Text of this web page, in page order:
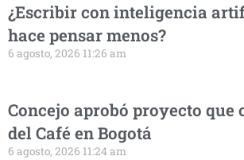
¿Escribir con inteligencia
hace pensar menos?
6 agosto, 2026 11:26 am
Concejo aprobó proyecto que
del Café en Bogotá
6 agosto, 2026 11:24 am